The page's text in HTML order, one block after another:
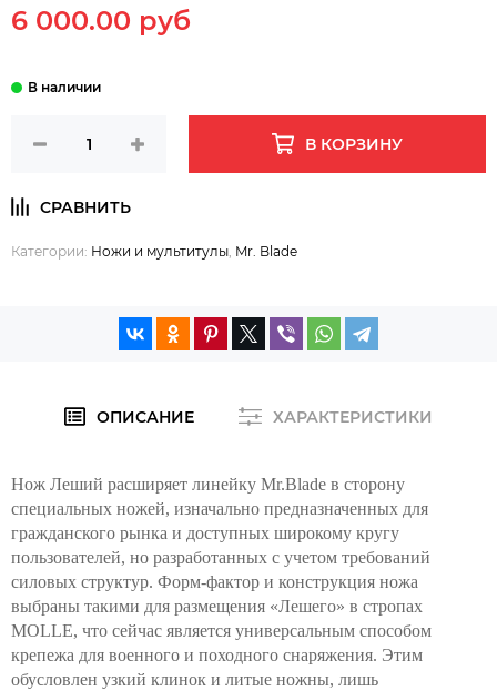
6 000.00 руб
В КОРЗИНУ
Категории: Ножи и мультитулы Mr. Blade
ОПИСАНИЕ ХАРАКТЕРИСТИКИ
Нож Леший расширяет линейку Mr.Blade в сторону
специальных ножей, изначально предназначенных для
гражданского рынка и доступных широкому кругу
пользователей, но разработанных с учетом требований
силовых структур. Форм-фактор и конструкция ножа
выбраны такими для размещения «Лешего» в стропах
MOLLE, что сейчас является универсальным способом
крепежа для военного и походного снаряжения. Этим
обусловлен узкий клинок и литые ножны, лишь